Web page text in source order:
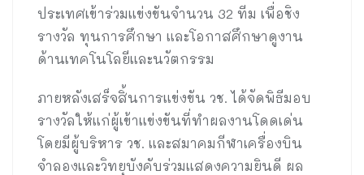
ประเทศเข้าร่วมแข่งขันจำนวน 32 ทีม เพื่อชิง
รางวัล ทุนการศึกษา และโอกาสศึกษาดูงาน
ด้านเทคโนโลยีและนวัตกรรม
ภายหลังเสร็จสิ้นการแข่งขัน วช. ได้จัดพิธีมอบ
รางวัลให้แก่ผู้เข้าแข่งขันที่ทำผลงานโดดเด่น
โดยมีผู้บริหาร วช. และสมาคมกีฬาเครื่องบิน
จำลองและวิทยุบังคับร่วมแสดงความยินดี ผล